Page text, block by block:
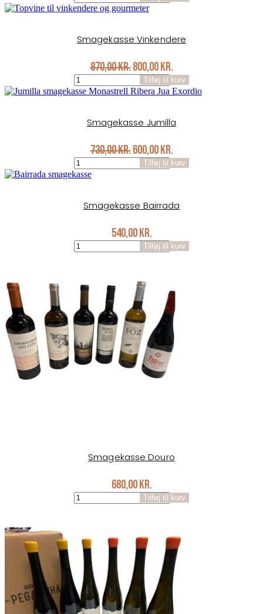
was:
Gæster
Smagekasse Vinkendere
870,00kr.Original
price
was:
800,00kr.Current
price
is:
Smagekasse
Vinkendere
Tilføj til kurv
Smagekasse Jumilla
730,00kr.Original
price
600,00kr.Current
price
Smagekasse
Jumilla
Tilføj til kurv
Smagekasse Bairrada
540,00kr.
Smagekasse
Bairrada
Tilføj til kurv
Smagekasse Douro
680,00kr.
Smagekasse
Douro
Tilføj til kurv